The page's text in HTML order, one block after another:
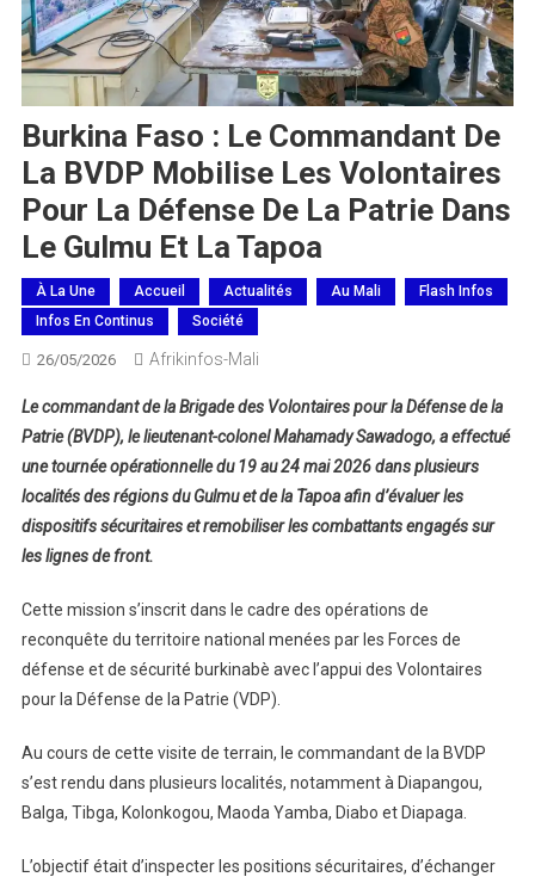
Burkina Faso : Le Commandant De
La BVDP Mobilise Les Volontaires
Pour La Défense De La Patrie Dans
Le Gulmu Et La Tapoa
À La Une Accueil Actualités Au Mali
Flash Infos
Infos En Continus
Société
26/05/2026 Afrikinfos-Mali
Le commandant de la Brigade des Volontaires pour la Défense de la
Patrie (BVDP), le lieutenant-colonel Mahamady Sawadogo, a effectué
une tournée opérationnelle du 19 au 24 mai 2026 dans plusieurs
localités des régions du Gulmu et de la Tapoa afin d’évaluer les
dispositifs sécuritaires et remobiliser les combattants engagés sur
les lignes de front.
Cette mission s’inscrit dans le cadre des opérations de
reconquête du territoire national menées par les Forces de
défense et de sécurité burkinabè avec l’appui des Volontaires
pour la Défense de la Patrie (VDP).
Au cours de cette visite de terrain, le commandant de la BVDP
s’est rendu dans plusieurs localités, notamment à Diapangou,
Balga, Tibga, Kolonkogou, Maoda Yamba, Diabo et Diapaga.
L’objectif était d’inspecter les positions sécuritaires, d’échanger